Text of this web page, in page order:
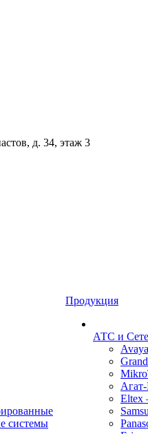
д. 34, этаж 3
системы
Продукция
АТС и
Avaya
Eltex